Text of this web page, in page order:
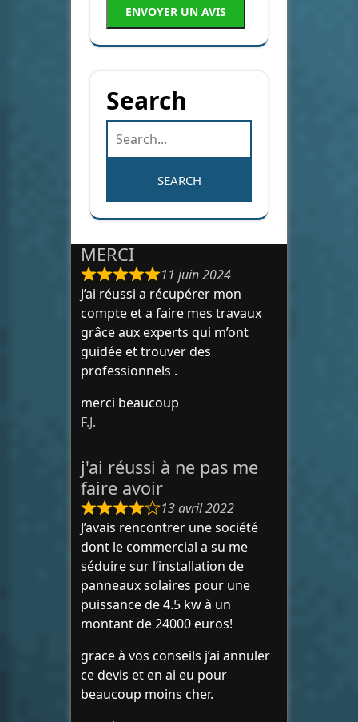
ENVOYER UN AVIS
Search
MERCI
11 juin 2024
J’ai réussi a récupérer mon
compte et a faire mes travaux
grâce aux experts qui m’ont
guidée et trouver des
professionnels .
merci beaucoup
F.J.
j'ai réussi à ne pas me
faire avoir
13 avril 2022
J’avais rencontrer une société
dont le commercial a su me
séduire sur l’installation de
panneaux solaires pour une
puissance de 4.5 kw à un
montant de 24000 euros!
grace à vos conseils j’ai annuler
ce devis et en ai eu pour
beaucoup moins cher.